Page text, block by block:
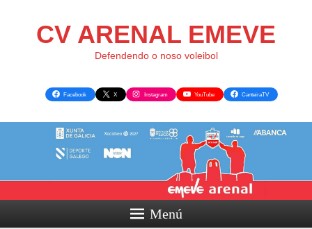
CV ARENAL EMEVE
Defendendo o noso voleibol
Facebook X Instagram YouTube CanteiraTV
Menú